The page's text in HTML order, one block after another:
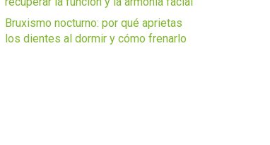
Bruxismo nocturno: por qué aprietas
los dientes al dormir y cómo frenarlo